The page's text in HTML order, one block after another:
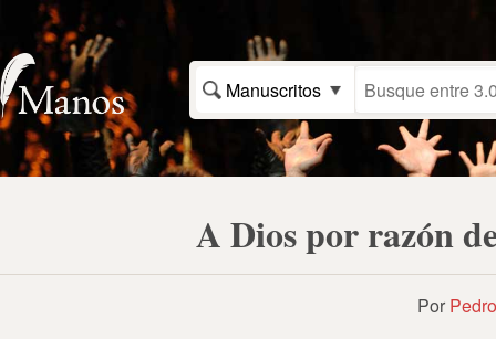
Manuscritos
A Dios por razón
Por